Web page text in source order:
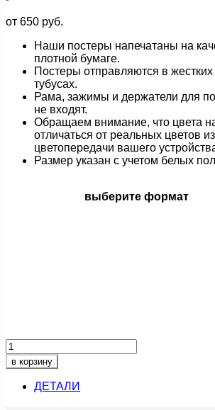
от 650 руб.
Наши постеры напечатаны на
плотной бумаге.
Постеры отправляются в
тубусах.
Рама, зажимы и держатели для
не входят.
Обращаем внимание, что цвета
отличаться от реальных цветов
цветопередачи вашего
Размер указан с учетом белых
выберите формат
Количество
товара
у
большого
тополя
в корзину
ДЕТАЛИ